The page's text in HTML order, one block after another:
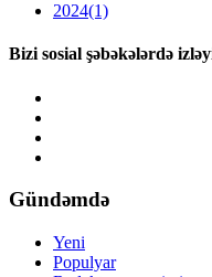
2024(1)
Bizi sosial şəbəkələrdə
Gündəmdə
Yeni
Populyar